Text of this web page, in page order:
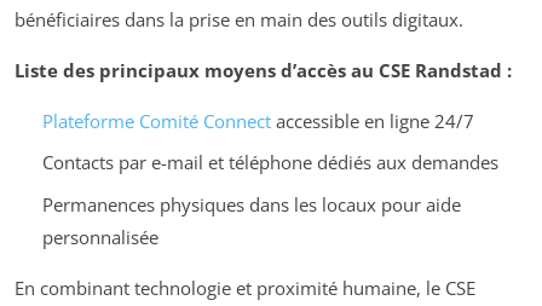
bénéficiaires dans la prise en main des outils digitaux.
Liste des principaux moyens d’accès au CSE Randstad :
Plateforme Comité Connectaccessible en ligne 24/7
Contacts par e-mail et téléphone dédiés aux demandes
Permanences physiques dans les locaux pour aide
personnalisée
En combinant technologie et proximité humaine, le CSE